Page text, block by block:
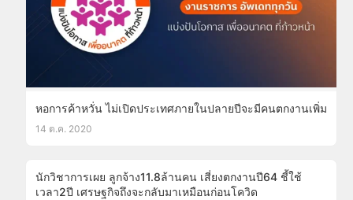
หอการค้าหวั่น ไม่เปิดประเทศภายในปลายปีจะมีคนตกงานเพิ่ม
14 ต.ค. 2020
นักวิชาการเผย ลูกจ้าง11.8ล้านคน เสี่ยงตกงานปี64 ชี้ใช้
เวลา2ปี เศรษฐกิจถึงจะกลับมาเหมือนก่อนโควิด